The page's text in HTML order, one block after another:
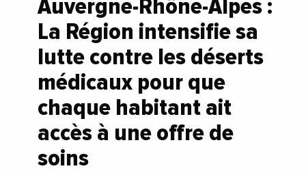
Auvergne-Rhône-Alpes :
La Région intensifie sa
lutte contre les déserts
médicaux pour que
chaque habitant ait
accès à une offre de
soins